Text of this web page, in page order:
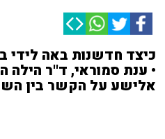
כיצד חדשנות באה לידי
• ענת סמוראי, ד''ר הילה
אלישע על הקשר בין